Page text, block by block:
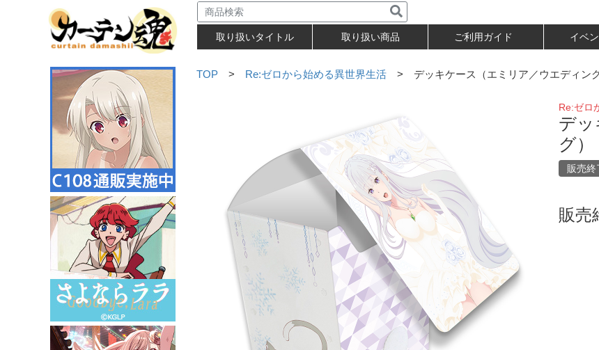
取り扱いタイトル 取り扱い商品 ご利用ガイド イベ
TOP > Re:ゼロから始める異世界生活 > デッキケース（エミリア／ウエディング
Re:ゼロ
デ
グ）
販売終
販売